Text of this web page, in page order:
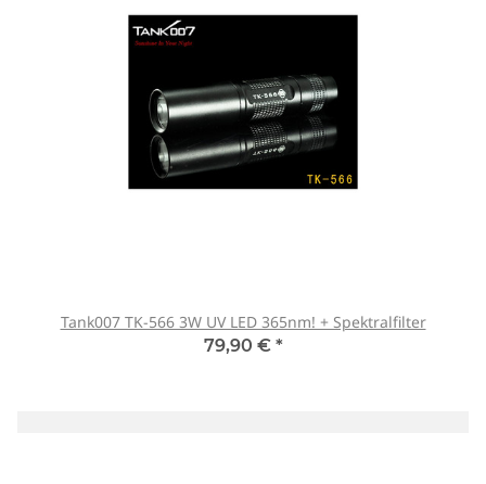
Tank007 TK-566 3W UV LED 365nm! + Spektralfilter
79,90 € *